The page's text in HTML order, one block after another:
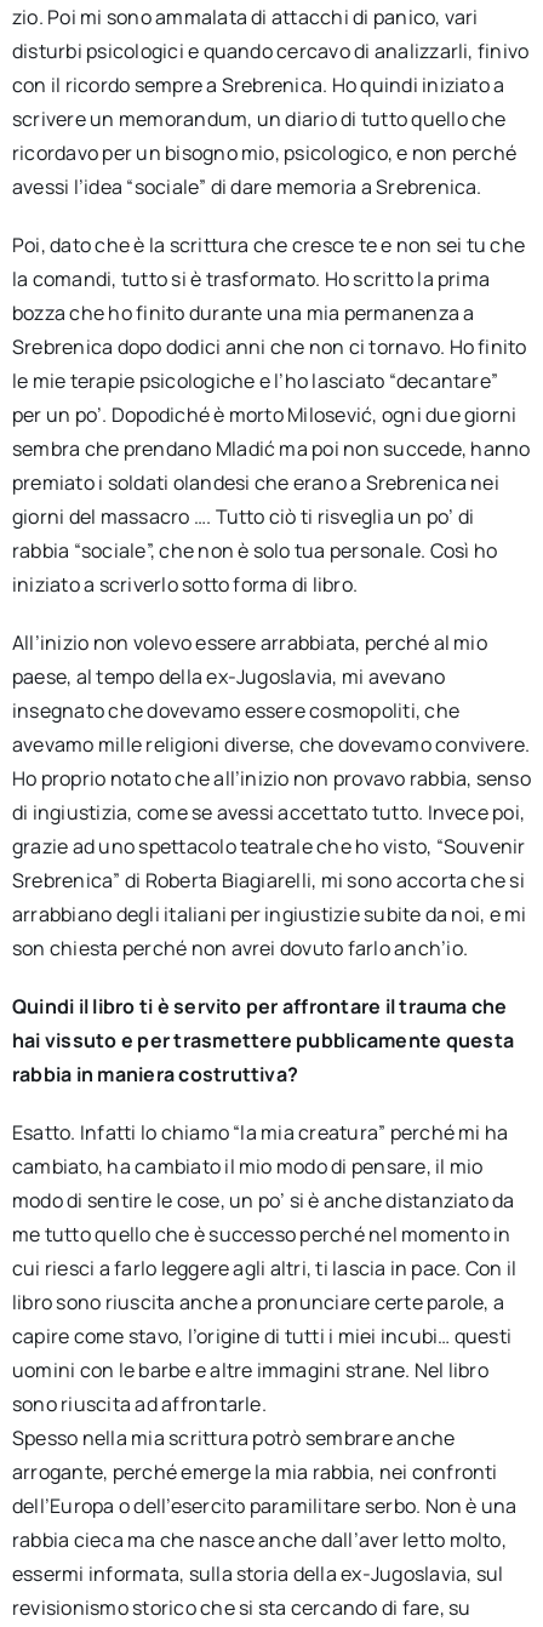
zio. Poi mi sono ammalata di attacchi di panico, vari
disturbi psicologici e quando cercavo di analizzarli, finivo
con il ricordo sempre a Srebrenica. Ho quindi iniziato a
scrivere un memorandum, un diario di tutto quello che
ricordavo per un bisogno mio, psicologico, e non perché
avessi l’idea “sociale” di dare memoria a Srebrenica.
Poi, dato che è la scrittura che cresce te e non sei tu che
la comandi, tutto si è trasformato. Ho scritto la prima
bozza che ho finito durante una mia permanenza a
Srebrenica dopo dodici anni che non ci tornavo. Ho finito
le mie terapie psicologiche e l’ho lasciato “decantare”
per un po’. Dopodiché è morto Milosević, ogni due giorni
sembra che prendano Mladić ma poi non succede, hanno
premiato i soldati olandesi che erano a Srebrenica nei
giorni del massacro …. Tutto ciò ti risveglia un po’ di
rabbia “sociale”, che non è solo tua personale. Così ho
iniziato a scriverlo sotto forma di libro.
All’inizio non volevo essere arrabbiata, perché al mio
paese, al tempo della ex-Jugoslavia, mi avevano
insegnato che dovevamo essere cosmopoliti, che
avevamo mille religioni diverse, che dovevamo convivere.
Ho proprio notato che all’inizio non provavo rabbia, senso
di ingiustizia, come se avessi accettato tutto. Invece poi,
grazie ad uno spettacolo teatrale che ho visto, “Souvenir
Srebrenica” di Roberta Biagiarelli, mi sono accorta che si
arrabbiano degli italiani per ingiustizie subite da noi, e mi
son chiesta perché non avrei dovuto farlo anch’io.
Quindi il libro ti è servito per affrontare il trauma che
hai vissuto e per trasmettere pubblicamente questa
rabbia in maniera costruttiva?
Esatto. Infatti lo chiamo “la mia creatura” perché mi ha
cambiato, ha cambiato il mio modo di pensare, il mio
modo di sentire le cose, un po’ si è anche distanziato da
me tutto quello che è successo perché nel momento in
cui riesci a farlo leggere agli altri, ti lascia in pace. Con il
libro sono riuscita anche a pronunciare certe parole, a
capire come stavo, l’origine di tutti i miei incubi… questi
uomini con le barbe e altre immagini strane. Nel libro
sono riuscita ad affrontarle.
Spesso nella mia scrittura potrò sembrare anche
arrogante, perché emerge la mia rabbia, nei confronti
dell’Europa o dell’esercito paramilitare serbo. Non è una
rabbia cieca ma che nasce anche dall’aver letto molto,
essermi informata, sulla storia della ex-Jugoslavia, sul
revisionismo storico che si sta cercando di fare, su